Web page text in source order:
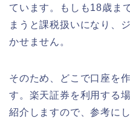
ています。もしも18歳ま
まうと課税扱いになり
、
かせません。
そのため、どこで口座を
す。楽天証券を利用する
紹介しますので、参考に